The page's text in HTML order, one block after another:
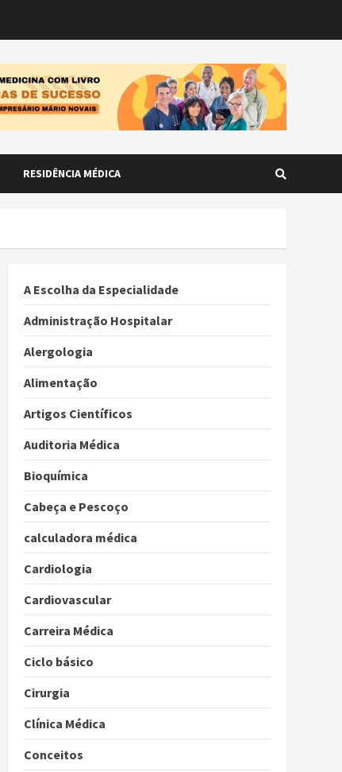
RESIDÊNCIA MÉDICA
A Escolha da Especialidade
Administração Hospitalar
Alergologia
Alimentação
Artigos Científicos
Auditoria Médica
Bioquímica
Cabeça e Pescoço
calculadora médica
Cardiologia
Cardiovascular
Carreira Médica
Ciclo básico
Cirurgia
Clínica Médica
Conceitos